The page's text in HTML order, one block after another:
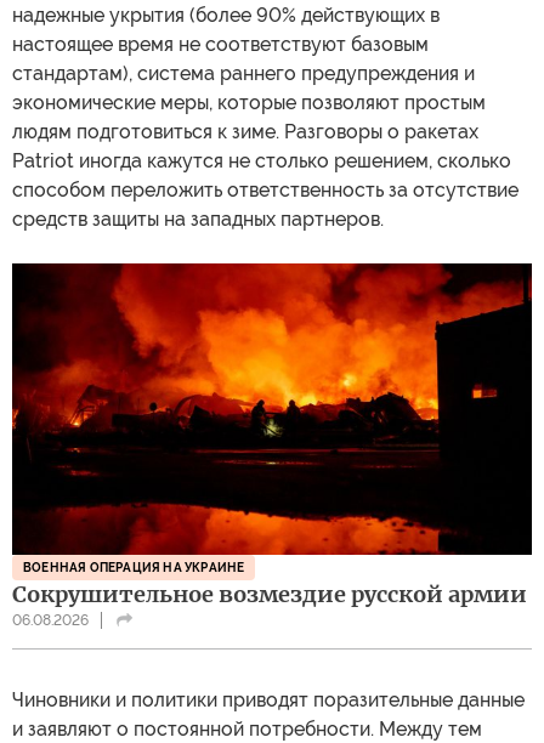
надежные укрытия (более 90% действующих в
настоящее время не соответствуют базовым
стандартам), система раннего предупреждения и
экономические меры, которые позволяют простым
людям подготовиться к зиме. Разговоры о ракетах
Patriot иногда кажутся не столько решением, сколько
способом переложить ответственность за отсутствие
средств защиты на западных партнеров.
ВОЕННАЯ ОПЕРАЦИЯ НА УКРАИНЕ
Сокрушительное возмездие русской армии
06.08.2026
Чиновники и политики приводят поразительные данные
и заявляют о постоянной потребности. Между тем